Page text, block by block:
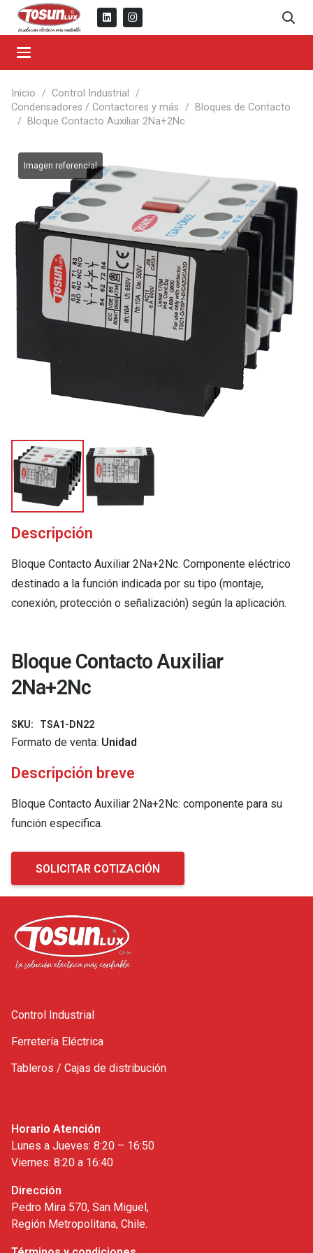
Inicio / Control Industrial
/
Condensadores / Contactores y más /
Bloques de Contacto
/
Bloque Contacto Auxiliar 2Na+2Nc
Descripción
Bloque Contacto Auxiliar 2Na+2Nc. Componente eléctrico
destinado a la función indicada por su tipo (montaje,
conexión, protección o señalización) según la aplicación.
Bloque Contacto Auxiliar
2Na+2Nc
SKU: TSA1-DN22
Formato de venta: Unidad
Descripción breve
Bloque Contacto Auxiliar 2Na+2Nc: componente para su
función específica.
SOLICITAR COTIZACIÓN
Control Industrial
Ferretería Eléctrica
Tableros / Cajas de distribución
Horario Atención
Lunes a Jueves: 8:20 – 16:50
Viernes: 8:20 a 16:40
Dirección
Pedro Mira 570, San Miguel,
Región Metropolitana, Chile.